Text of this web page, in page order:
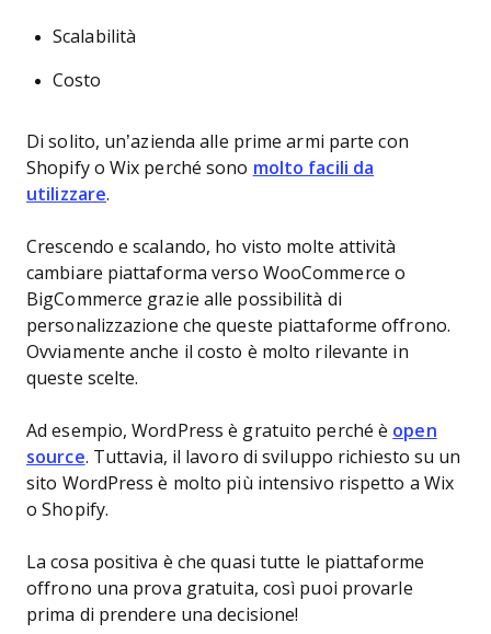
Scalabilità
Costo
Di solito, un’azienda alle prime armi parte con
Shopify o Wix perché sono molto facili da
utilizzare.
Crescendo e scalando, ho visto molte attività
cambiare piattaforma verso WooCommerce o
BigCommerce grazie alle possibilità di
personalizzazione che queste piattaforme offrono.
Ovviamente anche il costo è molto rilevante in
queste scelte.
Ad esempio, WordPress è gratuito perché è open
source. Tuttavia, il lavoro di sviluppo richiesto su un
sito WordPress è molto più intensivo rispetto a Wix
o Shopify.
La cosa positiva è che quasi tutte le piattaforme
offrono una prova gratuita, così puoi provarle
prima di prendere una decisione!